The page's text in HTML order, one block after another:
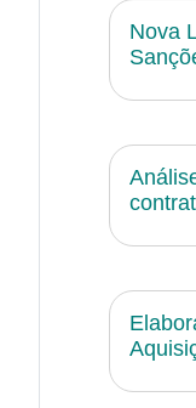
Nova